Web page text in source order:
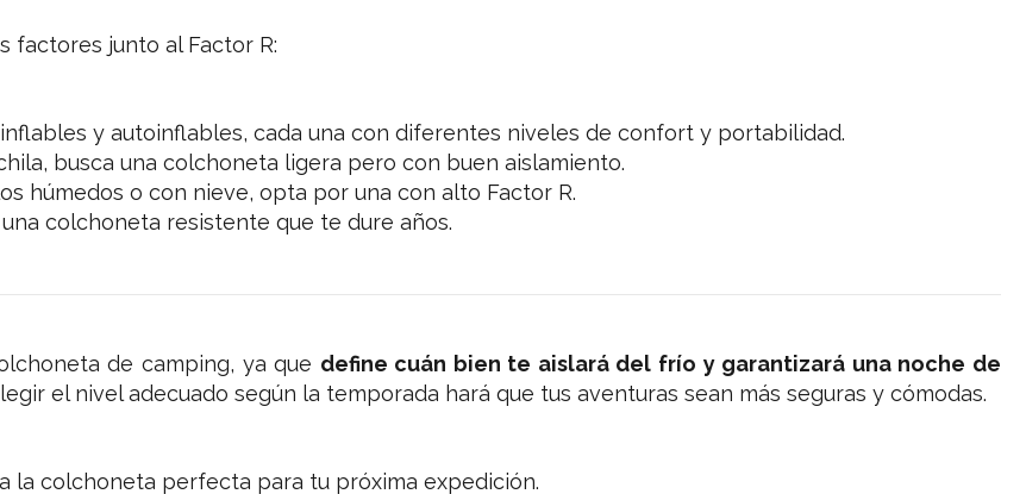
factores junto al Factor R:
y autoinflables, cada una con diferentes niveles de confort y portabilidad.
busca una colchoneta ligera pero con buen aislamiento.
húmedos o con nieve, opta por una con alto Factor R.
colchoneta resistente que te dure años.
de camping, ya que define cuán bien te aislará del frío y garantizará una noche de
el nivel adecuado según la temporada hará que tus aventuras sean más seguras y cómodas.
la colchoneta perfecta para tu próxima expedición.